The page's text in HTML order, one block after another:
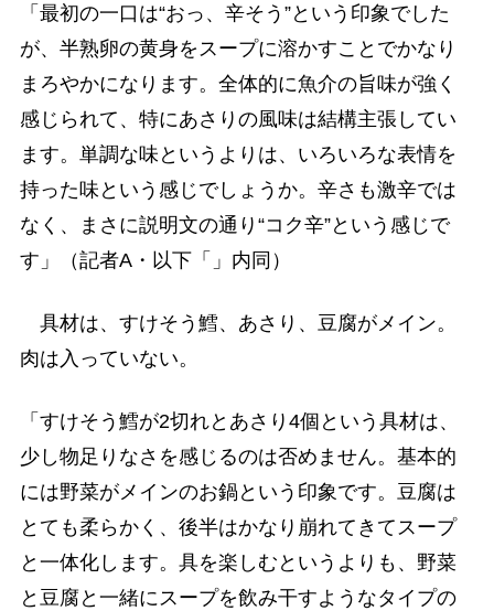
「最初の一口は“おっ、辛そう”という印象でした
が、半熟卵の黄身をスープに溶かすことでかなり
まろやかになります。全体的に魚介の旨味が強く
感じられて、特にあさりの風味は結構主張してい
ます。単調な味というよりは、いろいろな表情を
持った味という感じでしょうか。辛さも激辛では
なく、まさに説明文の通り“コク辛”という感じで
す」（記者A・以下「」内同）
具材は、すけそう鱈、あさり、豆腐がメイン。
肉は入っていない。
「すけそう鱈が2切れとあさり4個という具材は、
少し物足りなさを感じるのは否めません。基本的
には野菜がメインのお鍋という印象です。豆腐は
とても柔らかく、後半はかなり崩れてきてスープ
と一体化します。具を楽しむというよりも、野菜
と豆腐と一緒にスープを飲み干すようなタイプの